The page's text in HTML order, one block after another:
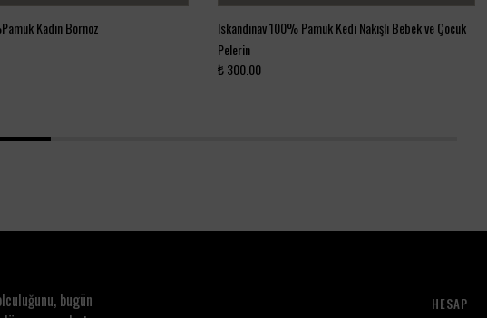
Kadın Bornoz
Iskandinav 100% Pamuk Kedi Nakışlı Bebek ve Çocuk
Pelerin
₺ 300.00
bugün
HESAP